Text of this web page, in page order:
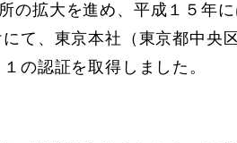
拡大を進め、平成１５年
て、東京本社（東京都中央
の認証を取得しました。